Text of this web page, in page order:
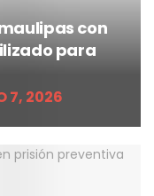
con
para
7, 2026